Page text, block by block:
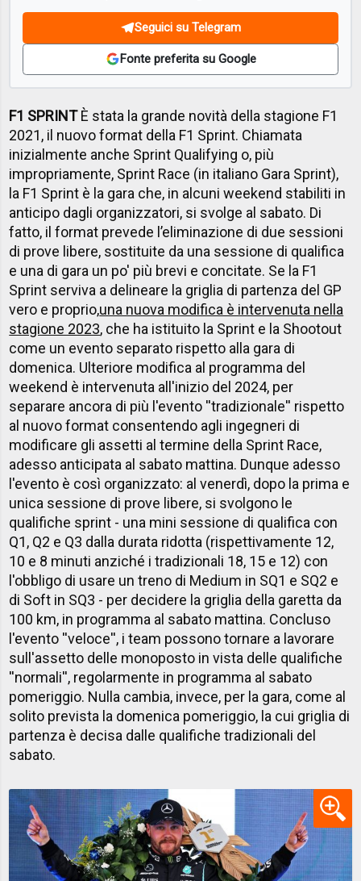
Seguici su Telegram
Fonte preferita su Google
F1 SPRINTÈ stata la grande novità della stagione F1
2021, il nuovo format della F1 Sprint. Chiamata
inizialmente anche Sprint Qualifying o, più
impropriamente, Sprint Race (in italiano Gara Sprint),
la F1 Sprint è la gara che, in alcuni weekend stabiliti in
anticipo dagli organizzatori, si svolge al sabato. Di
fatto, il format prevede l’eliminazione di due sessioni
di prove libere, sostituite da una sessione di qualifica
e una di gara un po' più brevi e concitate. Se la F1
Sprint serviva a delineare la griglia di partenza del GP
vero e proprio,una nuova modifica è intervenuta nella
stagione 2023, che ha istituito la Sprint e la Shootout
come un evento separato rispetto alla gara di
domenica. Ulteriore modifica al programma del
weekend è intervenuta all'inizio del 2024, per
separare ancora di più l'evento ''tradizionale'' rispetto
al nuovo format consentendo agli ingegneri di
modificare gli assetti al termine della Sprint Race,
adesso anticipata al sabato mattina. Dunque adesso
l'evento è così organizzato: al venerdì, dopo la prima e
unica sessione di prove libere, si svolgono le
qualifiche sprint - una mini sessione di qualifica con
Q1, Q2 e Q3 dalla durata ridotta (rispettivamente 12,
10 e 8 minuti anziché i tradizionali 18, 15 e 12) con
l'obbligo di usare un treno di Medium in SQ1 e SQ2 e
di Soft in SQ3 - per decidere la griglia della garetta da
100 km, in programma al sabato mattina. Concluso
l'evento ''veloce'', i team possono tornare a lavorare
sull'assetto delle monoposto in vista delle qualifiche
''normali'', regolarmente in programma al sabato
pomeriggio. Nulla cambia, invece, per la gara, come al
solito prevista la domenica pomeriggio, la cui griglia di
partenza è decisa dalle qualifiche tradizionali del
sabato.